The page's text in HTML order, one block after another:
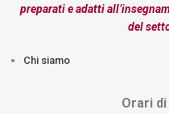
preparati e adatti
del
Chi siamo
Orari